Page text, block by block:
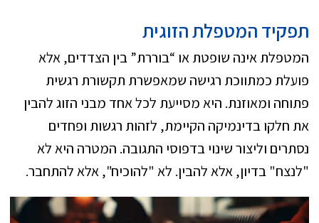
תפקיד המטפלת הזוגית
המטפלת אינה שופטת או “בוררת” בין הצדדים, אלא
פועלת כמתווכת רגישה שמאפשרת תקשורת רגשית
פתוחה ומאוזנת. היא מסייעת לכל אחד מבני הזוג להבין
את חלקו בדינמיקה הקיימת, לזהות רגשות ופחדים
נסתרים וליצור שינוי בדפוסי התגובה. המטרה היא לא
"לנצח" בדיון, אלא להבין. לא "להוכיח", אלא להתחבר.